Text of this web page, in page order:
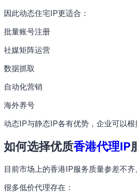
因此动态住宅IP更适合：
批量账号注册
社媒矩阵运营
数据抓取
自动化营销
海外养号
动态IP与静态IP各有优势，企业可以根
如何选择优质香港代理IP
目前市场上的香港IP服务质量参差不齐
很多低价代理存在：